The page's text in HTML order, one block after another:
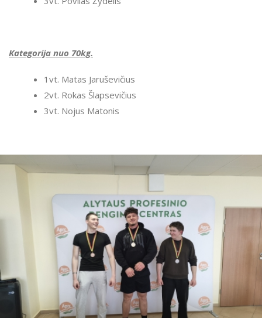
Kategorija nuo 70kg.
1vt. Matas Jaruševičius
2vt. Rokas Šlapsevičius
3vt. Nojus Matonis